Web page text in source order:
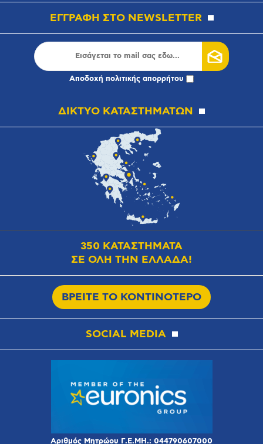
ΕΓΓΡΑΦΗ ΣΤΟ NEWSLETTER
Αποδοχή πολιτικής απορρήτου
ΔΙΚΤΥΟ ΚΑΤΑΣΤΗΜΑΤΩΝ
350 ΚΑΤΑΣΤΗΜΑΤΑ
ΣΕ ΟΛΗ ΤΗΝ ΕΛΛΑΔΑ!
ΒΡΕΙΤΕ ΤΟ ΚΟΝΤΙΝΟΤΕΡΟ
SOCIAL MEDIA